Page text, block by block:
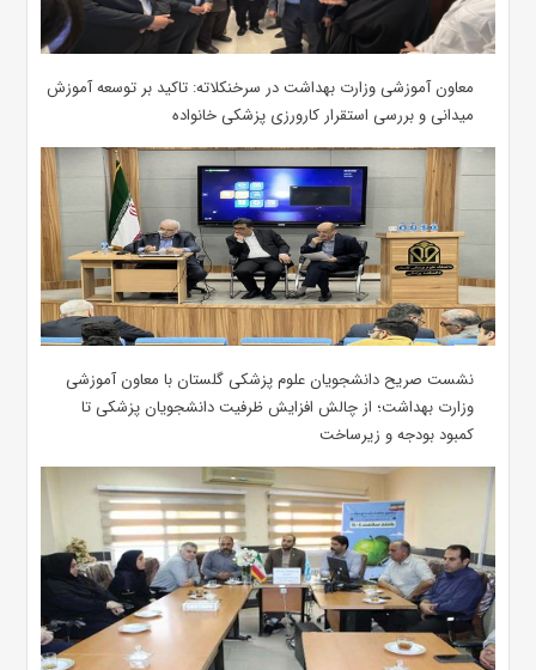
معاون آموزشی وزارت بهداشت در سرخنکلاته: تاکید بر توسعه آموزش
میدانی و بررسی استقرار کارورزی پزشکی ‌خانواده
نشست صریح دانشجویان علوم پزشکی گلستان با معاون آموزشی
وزارت بهداشت؛ از چالش افزایش ظرفیت دانشجویان ‌پزشکی تا
کمبود بودجه و زیرساخت